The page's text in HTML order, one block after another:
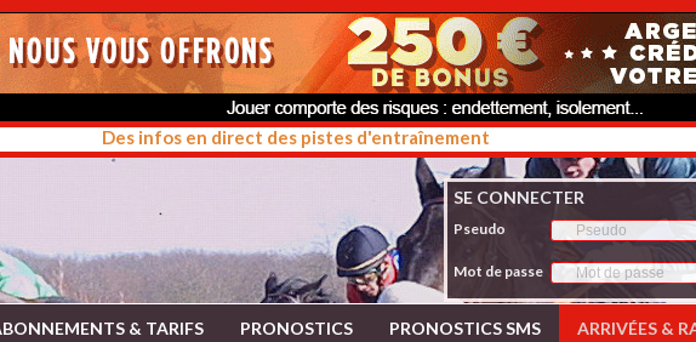
Des infos en direct des pistes d'entraînement
SE CONNECTER
Pseudo
Mot de passe
& TARIFS PRONOSTICS PRONOSTICS SMS ARRIVÉES &